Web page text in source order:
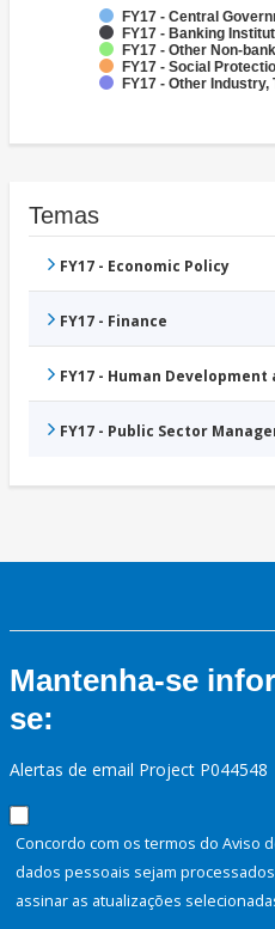
FY17 - Central
FY17 - Banking
FY17 - Other Non-
FY17 - Social
FY17 - Other
Temas
FY17 - Economic Policy
FY17 - Finance
FY17 - Human Development
FY17 - Public Sector
Mantenha-se
se:
Alertas de email Project P044548
Concordo com os termos do Aviso
dados pessoais sejam
assinar as atualizações